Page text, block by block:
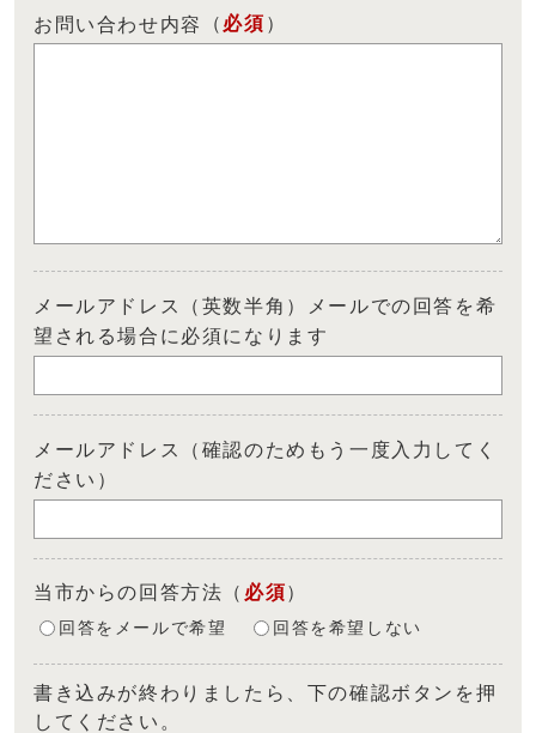
お問い合わせ内容 （ 必須 ）
メールアドレス（英数半角）メールでの回答を希
望される場合に必須になります
メールアドレス（確認のためもう一度入力してく
ださい）
当市からの回答方法 （ 必須）
回答をメールで希望 回答を希望しない
書き込みが終わりましたら、下の確認ボタンを押
してください。